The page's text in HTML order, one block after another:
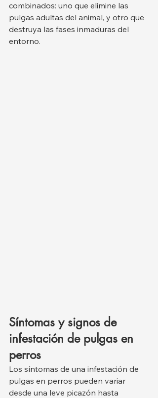
combinados: uno que elimine las
pulgas adultas del animal, y otro que
destruya las fases inmaduras del
entorno.
Síntomas y signos de
infestación de pulgas en
perros
Los síntomas de una infestación de
pulgas en perros pueden variar
desde una leve picazón hasta